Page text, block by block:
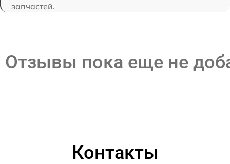
запчастей.
Отзывы пока еще не
Контакты